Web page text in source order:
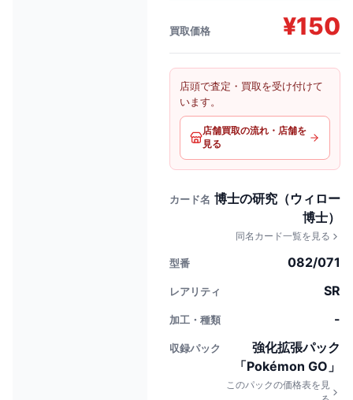
買取価格 ¥150
店頭で査定・買取を受け付けて
います。
店舗買取の流れ・店舗を
見る
カード名 博士の研究（ウィロー
博士）
同名カード一覧を見る
型番 082/071
レアリティ SR
加工・種類 -
収録パック
強化拡張パック
「Pokémon GO」
このパックの価格表を見